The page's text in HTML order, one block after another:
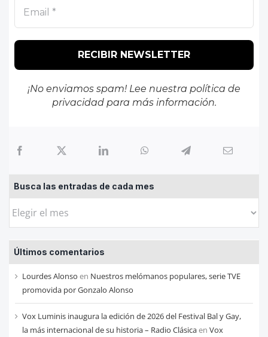
¡No enviamos spam! Lee nuestra política de
privacidadpara más información.
Busca las entradas de cada mes
Busca
entradas
de
cada
mes
Últimos comentarios
Lourdes Alonso en Nuestros melómanos populares, serie TVE
promovida por Gonzalo Alonso
Vox Luminis inaugura la edición de 2026 del Festival Bal y Gay,
la más internacional de su historia – Radio Clásicaen Vox